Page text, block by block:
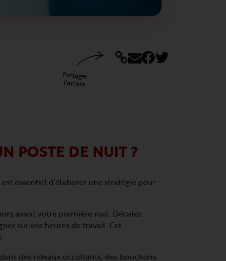
Partager
l’article
POSTE DE NUIT ?
essentiel d’élaborer une stratégie pour
avant votre première nuit. Décalez
sur vos heures de travail. Cet
des rideaux occultants, des bouchons